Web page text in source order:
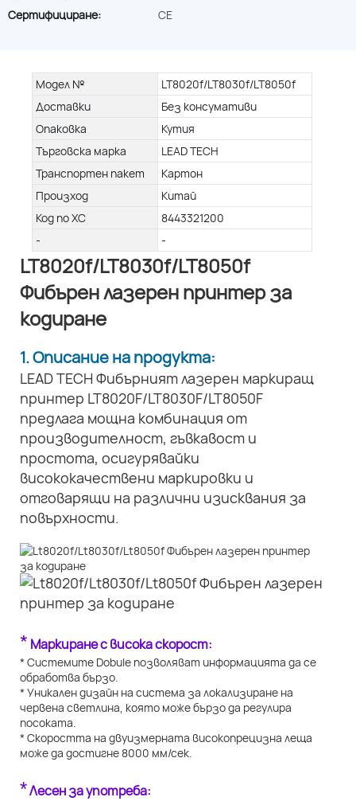
Сертифициране:
CE
Модел №
LT8020f/LT8030f/LT8050f
Доставки
Без консумативи
Опаковка
Кутия
Търговска марка
LEAD TECH
Транспортен пакет
Картон
Произход
Китай
Код по ХС
8443321200
-
-
LT8020f/LT8030f/LT8050f
Фибърен лазерен принтер за
кодиране
1. Описание на продукта:
LEAD TECH Фибърният лазерен маркиращ
принтер LT8020F/LT8030F/LT8050F
предлага мощна комбинация от
производителност, гъвкавост и
простота, осигурявайки
висококачествени маркировки и
отговарящи на различни изисквания за
повърхности.
* Маркиране с висока скорост:
* Системите Dobule позволяват информацията да се
обработва бързо.
* Уникален дизайн на система за локализиране на
червена светлина, която може бързо да регулира
посоката.
* Скоростта на двуизмерната високопрецизна леща
може да достигне 8000 мм/сек.
*Лесен за употреба: